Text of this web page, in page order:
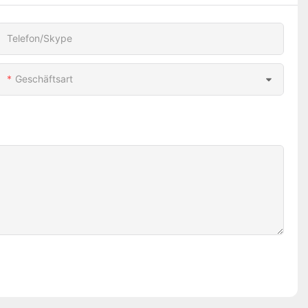
Telefon/Skype
Geschäftsart